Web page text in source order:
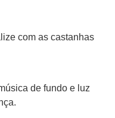
com as castanhas
de fundo e luz